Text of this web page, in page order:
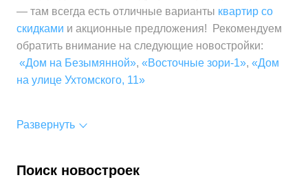
— там всегда есть отличные варианты квартир со
скидками и акционные предложения! Рекомендуем
обратить внимание на следующие новостройки:
«Дом на Безымянной», «Восточные зори-1», «Дом
на улице Ухтомского, 11»
Развернуть
Поиск новостроек